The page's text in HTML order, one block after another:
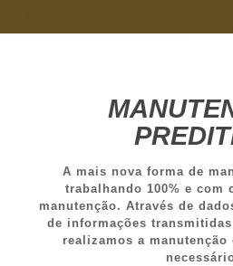
A mais nova forma de
trabalhando 100% e com
manutenção. Através de
de informações
realizamos a manutenção